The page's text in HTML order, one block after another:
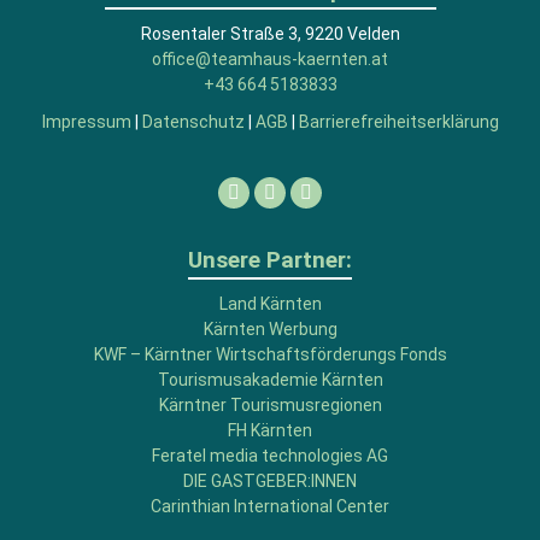
Rosentaler Straße 3, 9220 Velden
office@teamhaus-kaernten.at
+43 664 5183833
Impressum
Datenschutz AGB Barrierefreiheitserklärung
Facebook
LinkedinInstagram
Unsere Partner:
Land Kärnten
Kärnten Werbung
KWF – Kärntner Wirtschaftsförderungs Fonds
Tourismusakademie Kärnten
Kärntner Tourismusregionen
FH Kärnten
Feratel media technologies AG
DIE GASTGEBER:INNEN
Carinthian International Center